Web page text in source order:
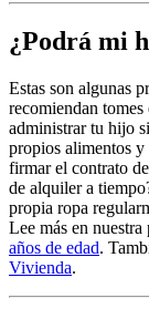
¿Podrá mi
Estas son algunas
recomiendan
administrar tu hijo
propios alimentos y
firmar el contrato
de alquiler a
propia ropa
Lee más en nuestra
años de edad.
Vivienda.